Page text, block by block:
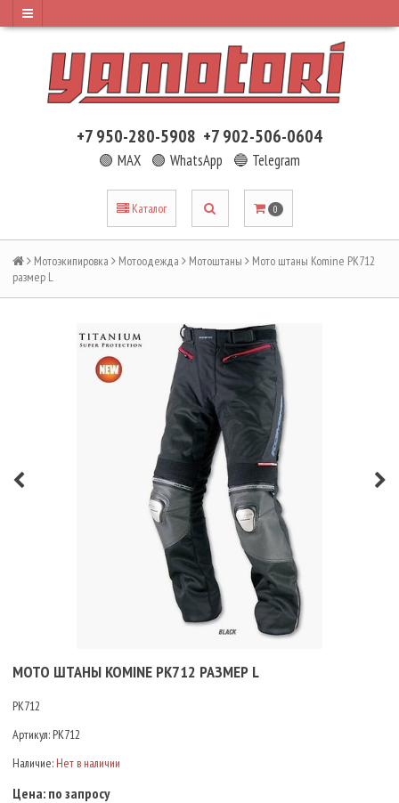
+7 950-280-5908 +7 902-506-0604
🟢 MAX 🟢 WhatsApp 🔵 Telegram
Каталог 0
Мотоэкипировка Мотоодежда Мотоштаны
Мото штаны Komine PK712
размер L
МОТО ШТАНЫ KOMINE PK712 РАЗМЕР L
PK712
Артикул: PK712
Наличие: Нет в наличии
Цена: по запросу